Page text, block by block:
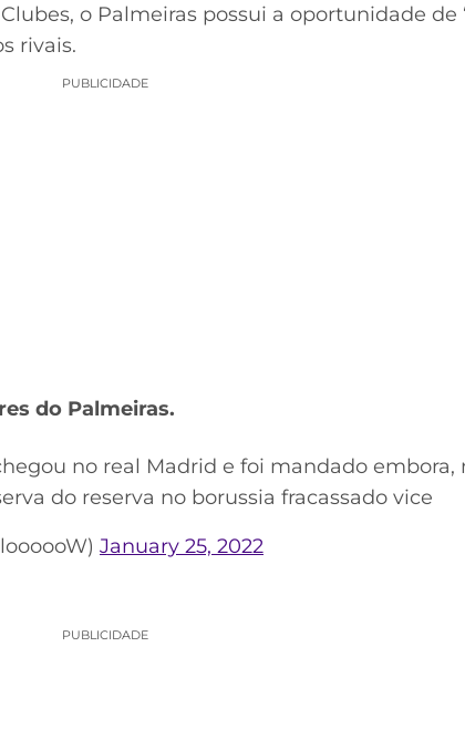
o Palmeiras possui a oportunidade de
rivais.
PUBLICIDADE
do Palmeiras.
no real Madrid e foi mandado embora,
do reserva no borussia fracassado vice
January 25, 2022
PUBLICIDADE